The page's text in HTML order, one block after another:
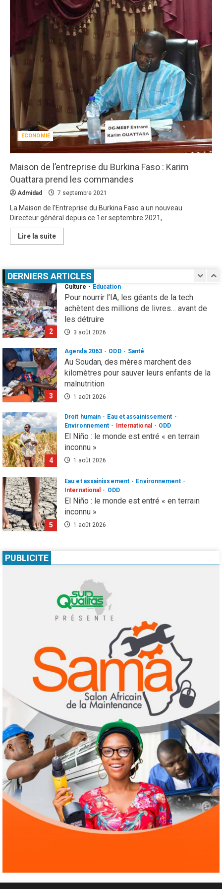
ECONOMIE
Maison de l’entreprise du Burkina Faso : Karim
Ouattara prend les commandes
Admidad 7 septembre 2021
La Maison de l’Entreprise du Burkina Faso a un nouveau
Directeur général depuis ce 1er septembre 2021,...
Lire la suiteEn
savoir
de
l’entreprise
du
Burkina
Faso
:
Karim
Ouattara
prend
les
commandes
DERNIERS ARTICLES
2 3 août 2026
Agenda 2063 ODD Santé
Au Soudan, des mères marchent des
kilomètres pour sauver leurs enfants de la
malnutrition
1 août 2026
4
Droit humain
Eau et assainissement
Environnement
International ODD
El Niño : le monde est entré « en terrain
inconnu »
1 août 2026
International
ODD
El Niño : le monde est entré « en terrain
inconnu »
Infos génerales Société
4 août 2026
2
Culture Education
Pour nourrir l’IA, les géants de la tech
achètent des millions de livres… avant de
les détruire
3 août 2026
3
Agenda 2063 ODD Santé
Au Soudan, des mères marchent des
kilomètres pour sauver leurs enfants de la
malnutrition
1 août 2026
4
Droit humain
Eau et assainissement
Environnement
International ODD
El Niño : le monde est entré « en terrain
inconnu »
1 août 2026
5
Eau et assainissement
Environnement
International
ODD
El Niño : le monde est entré « en terrain
inconnu »
1 août 2026
condamnée à un an de prison pour incitation
à la haine contre les migrants Marocains
4 août 2026
2
Culture Education
Pour nourrir l’IA, les géants de la tech
achètent des millions de livres… avant de
3 août 2026
3
Agenda 2063
Au Soudan, des mères marchent des
kilomètres pour sauver leurs enfants de la
malnutrition
4
Droit humain
Eau et assainissement
Environnement
International ODD
El Niño : le monde est entré « en terrain
inconnu »
1 août 2026
PUBLICITE